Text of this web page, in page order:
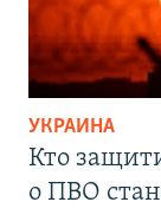
УКРАИНА
Кто
о ПВО